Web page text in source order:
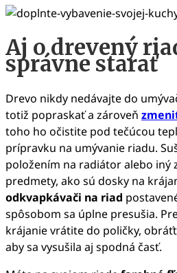
Aj o drevený
správne starať
Drevo nikdy nedávajte do
totiž popraskať a zároveň
toho ho očistite pod tečúcou
prípravku na umývanie riadu.
položením na radiátor alebo iný
predmety, ako sú dosky na
odkvapkávači na riad
spôsobom sa úplne presušia.
krájanie vrátite do poličky,
aby sa vysušila aj spodná časť.